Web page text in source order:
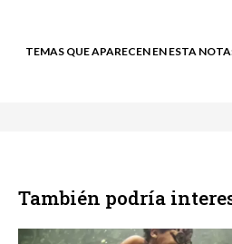
TEMAS QUE APARECEN EN ESTA
También podría